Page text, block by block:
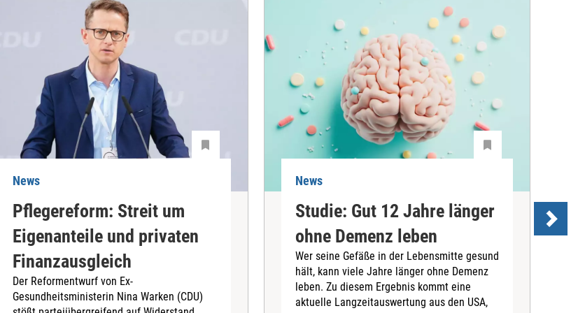
News
Pflegereform: Streit um
Eigenanteile und privaten
Finanzausgleich
Der Reformentwurf von Ex-
Gesundheitsministerin Nina Warken (CDU)
News
Studie: Gut 12 Jahre länger
ohne Demenz leben
Wer seine Gefäße in der Lebensmitte gesund
hält, kann viele Jahre länger ohne Demenz
leben. Zu diesem Ergebnis kommt eine
aktuelle Langzeitauswertung aus den USA,